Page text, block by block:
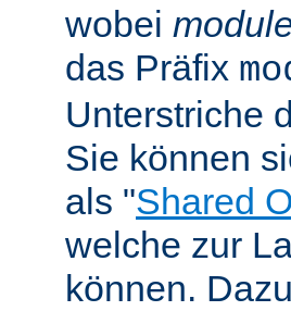
wobei
das Präfix
Unterstriche
Sie können
als "Shared
welche zur
können.